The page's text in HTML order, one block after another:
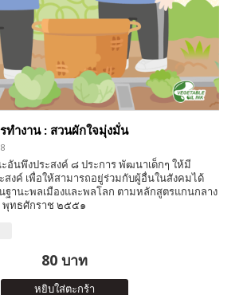
ทำงาน : สวนผักใจมุ่งมั่น
นพึงประสงค์ ๘ ประการ พัฒนาเด็กๆ ให้มี
งค์ เพื่อให้สามารถอยู่ร่วมกับผู้อื่นในสังคมได้
ฐานะพลเมืองและพลโลก ตามหลักสูตรแกนกลาง
พุทธศักราช ๒๕๕๑
80 บาท
หยิบใส่ตะกร้า